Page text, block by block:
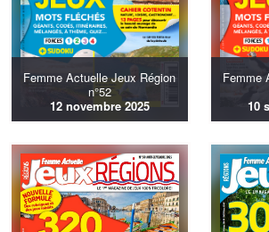
Femme Actuelle Jeux Région
n°52
12 novembre 2025
Femme
10